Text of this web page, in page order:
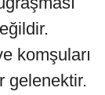
komşuları
gelenektir.